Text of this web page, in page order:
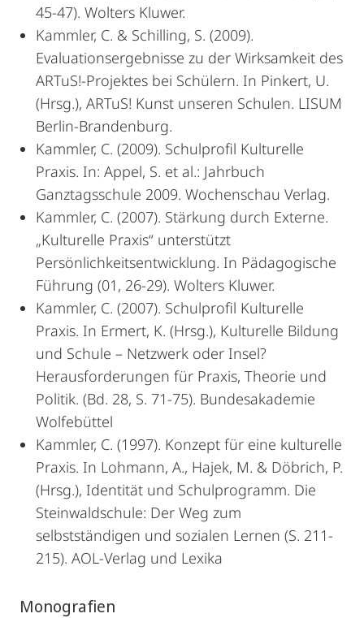
45-47). Wolters Kluwer.
Kammler, C. & Schilling, S. (2009).
Evaluationsergebnisse zu der Wirksamkeit des
ARTuS!-Projektes bei Schülern. In Pinkert, U.
(Hrsg.), ARTuS! Kunst unseren Schulen. LISUM
Berlin-Brandenburg.
Kammler, C. (2009). Schulprofil Kulturelle
Praxis. In: Appel, S. et al.: Jahrbuch
Ganztagsschule 2009. Wochenschau Verlag.
Kammler, C. (2007). Stärkung durch Externe.
„Kulturelle Praxis“ unterstützt
Persönlichkeitsentwicklung. In Pädagogische
Führung (01, 26-29). Wolters Kluwer.
Kammler, C. (2007). Schulprofil Kulturelle
Praxis. In Ermert, K. (Hrsg.), Kulturelle Bildung
und Schule – Netzwerk oder Insel?
Herausforderungen für Praxis, Theorie und
Politik. (Bd. 28, S. 71-75). Bundesakademie
Wolfebüttel
Kammler, C. (1997). Konzept für eine kulturelle
Praxis. In Lohmann, A., Hajek, M. & Döbrich, P.
(Hrsg.), Identität und Schulprogramm. Die
Steinwaldschule: Der Weg zum
selbstständigen und sozialen Lernen (S. 211-
215). AOL-Verlag und Lexika
Monografien